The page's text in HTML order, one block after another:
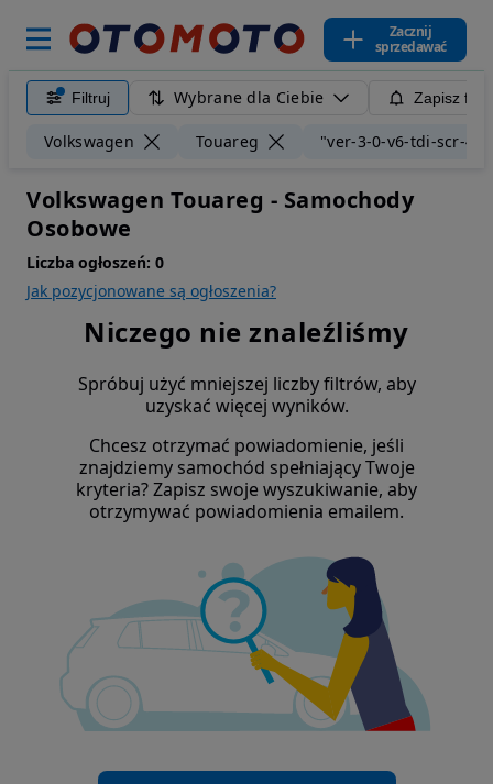
Zacznij
sprzedawać
Filtruj Wybrane dla Ciebie Zapisz
Volkswagen Touareg "ver-3-0-v6-tdi-scr-
Volkswagen Touareg - Samochody
Osobowe
Liczba ogłoszeń: 0
Jak pozycjonowane są ogłoszenia?
Niczego nie znaleźliśmy
Spróbuj użyć mniejszej liczby filtrów, aby
uzyskać więcej wyników.
Chcesz otrzymać powiadomienie, jeśli
znajdziemy samochód spełniający Twoje
kryteria? Zapisz swoje wyszukiwanie, aby
otrzymywać powiadomienia emailem.